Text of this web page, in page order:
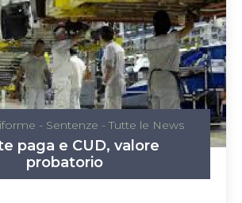
- Sentenze -Tutte le News
paga e CUD, valore
probatorio